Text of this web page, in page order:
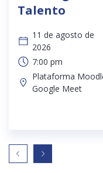
Talento
11 de agosto de
2026
7:00 pm
Plataforma
Google Meet